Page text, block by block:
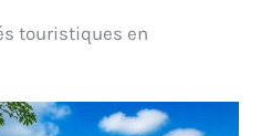
touristiques en